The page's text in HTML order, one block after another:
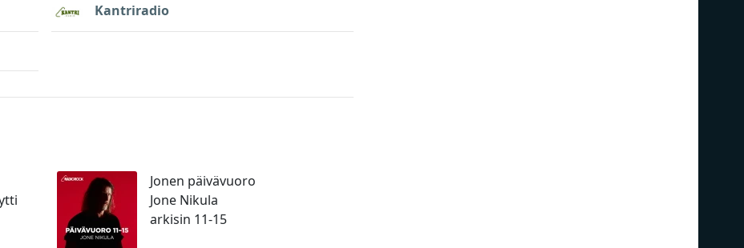
Kantriradio
Jonen päivävuoro
Jone Nikula
arkisin 11-15